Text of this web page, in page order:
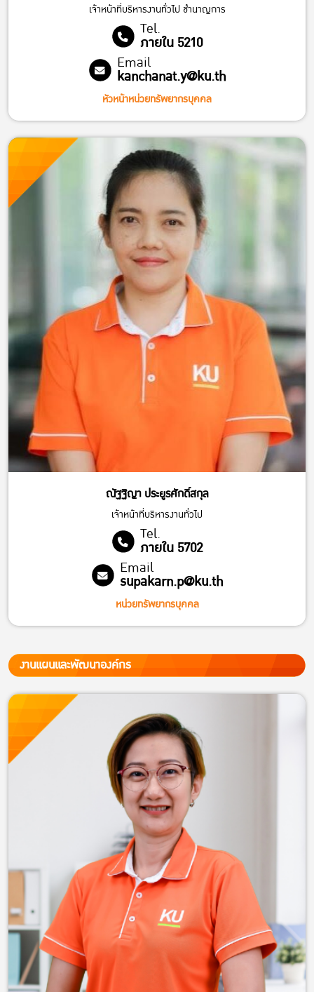
เจ้าหน้าที่บริหารงานทั่วไป ชํานาญการ
Tel.
ภายใน 5210
Email
kanchanat.y@ku.th
หัวหน้าหน่วยทรัพยากรบุคคล
ณัฐฐิญา ประยูรศักดิ์สกุล
เจ้าหน้าที่บริหารงานทั่วไป
Tel.
ภายใน 5702
Email
supakarn.p@ku.th
หน่วยทรัพยากรบุคคล
งานแผนและพัฒนาองค์กร